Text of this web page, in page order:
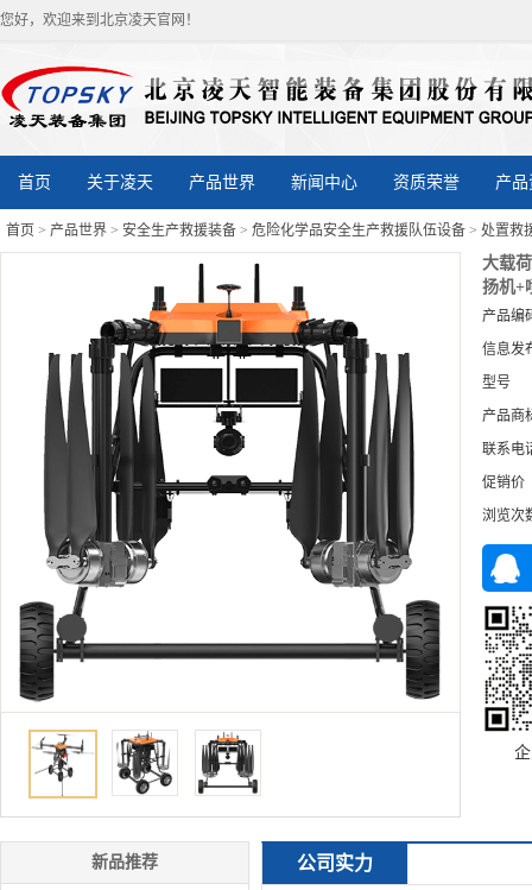
您好，欢迎来到北京凌天官网！
首页 关于凌天 产品世界 新闻中心 资质荣誉 产
首页 > 产品世界 > 安全生产救援装备 > 危险化学品安全生产救援队伍设备 > 处置救
大载
扬机+
产品编
信息发
型号
产品商
联系电
促销价
浏览次
新品推荐 公司实力